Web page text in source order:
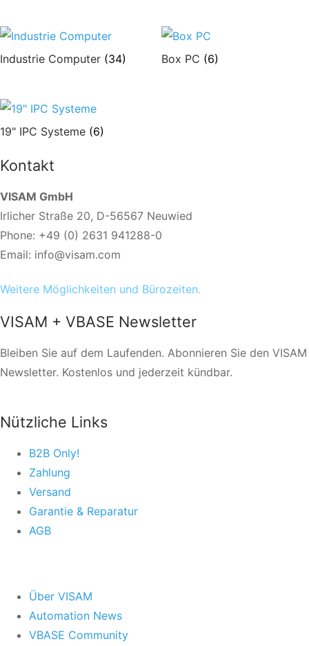
Industrie Computer (34) Box PC (6)
19" IPC Systeme (6)
Kontakt
VISAM GmbH
Irlicher Straße 20, D-56567 Neuwied
Phone: +49 (0) 2631 941288-0
Email: info@visam.com
Weitere Möglichkeiten und Bürozeiten.
VISAM + VBASE Newsletter
Bleiben Sie auf dem Laufenden. Abonnieren Sie den VISAM
Newsletter. Kostenlos und jederzeit kündbar.
Nützliche Links
B2B Only!
Zahlung
Versand
Garantie & Reparatur
AGB
Über VISAM
Automation News
VBASE Community